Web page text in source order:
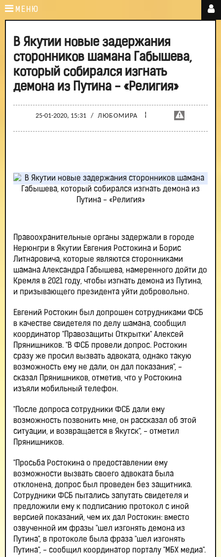
МЕНЮ
В Якутии новые задержания
сторонников шамана Габышева,
который собирался изгнать
демона из Путина - «Религия»
25-01-2020, 15:31 / ЛЮБОМИРА ¦
Правоохранительные органы задержали в городе
Нерюнгри в Якутии Евгения Ростокина и Борис
Литнаровича, которые являются сторонниками
шамана Александра Габышева, намеренного дойти до
Кремля в 2021 году, чтобы изгнать демона из Путина,
и призывающего президента уйти добровольно.
Евгений Ростокин был допрошен сотрудниками ФСБ
в качестве свидетеля по делу шамана, сообщил
координатор "Правозащиты Открытки" Алексей
Прянишников. "В ФСБ провели допрос. Ростокин
сразу же просил вызвать адвоката, однако такую
возможность ему не дали, он дал показания", -
сказал Прянишников, отметив, что у Ростокина
изъяли мобильный телефон.
"После допроса сотрудники ФСБ дали ему
возможность позвонить мне, он рассказал об этой
ситуации, и возвращается в Якутск", - отметил
Прянишников.
"Просьба Ростокина о предоставлении ему
возможности вызвать своего адвоката была
отклонена, допрос был проведен без защитника.
Сотрудники ФСБ пытались запутать свидетеля и
предложили ему к подписанию протокол с иной
версией показаний, чем их дал Ростокин: вместо
озвученной им фразы "шел изгонять демона из
Путина", в протоколе была фраза "шел изгонять
Путина", - сообщил координатор порталу "МБХ медиа".